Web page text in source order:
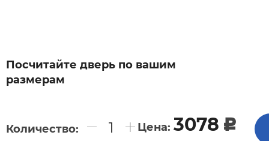
Посчитайте дверь по вашим
размерам
Количество: Цена: 3078 c